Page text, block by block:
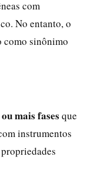
com
No entanto, o
como sinônimo
mais fases que
instrumentos